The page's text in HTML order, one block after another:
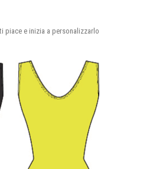
piace e inizia a personalizzarlo